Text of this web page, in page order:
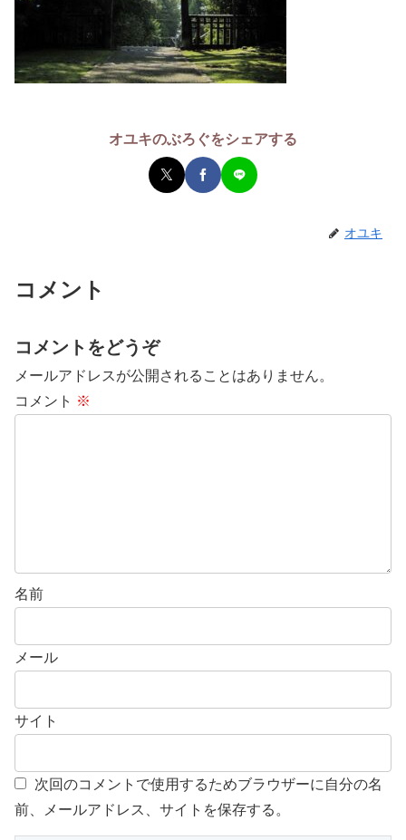
オユキのぶろぐをシェアする
オユキ
コメント
コメントをどうぞ
メールアドレスが公開されることはありません。
コメント ※
名前
メール
サイト
次回のコメントで使用するためブラウザーに自分の名
前、メールアドレス、サイトを保存する。